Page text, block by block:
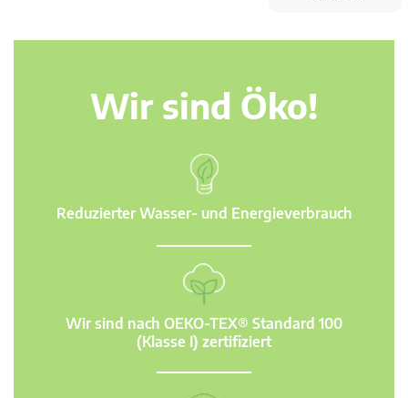
Wir sind Öko!
Reduzierter Wasser- und Energieverbrauch
Wir sind nach OEKO-TEX® Standard 100
(Klasse I) zertifiziert